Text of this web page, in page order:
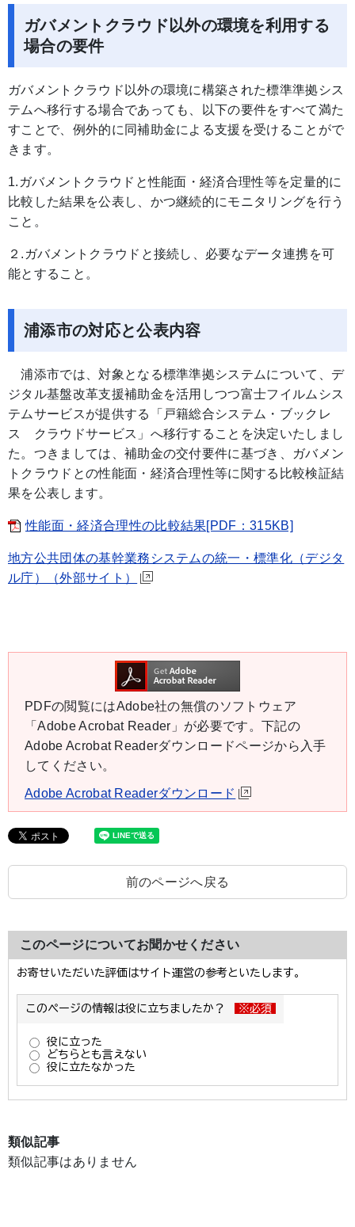
ガバメントクラウド以外の環境を利用する
場合の要件
ガバメントクラウド以外の環境に構築された標準準拠シス
テムへ移行する場合であっても、以下の要件をすべて満た
すことで、例外的に同補助金による支援を受けることがで
きます。
1.ガバメントクラウドと性能面・経済合理性等を定量的に
比較した結果を公表し、かつ継続的にモニタリングを行う
こと。
２.ガバメントクラウドと接続し、必要なデータ連携を可
能とすること。
浦添市の対応と公表内容
浦添市では、対象となる標準準拠システムについて、デ
ジタル基盤改革支援補助金を活用しつつ富士フイルムシス
テムサービスが提供する「戸籍総合システム・ブックレ
ス クラウドサービス」へ移行することを決定いたしまし
た。つきましては、補助金の交付要件に基づき、ガバメン
トクラウドとの性能面・経済合理性等に関する比較検証結
果を公表します。
性能面・経済合理性の比較結果[PDF：315KB]
地方公共団体の基幹業務システムの統一・標準化（デジタ
ル庁）（外部サイト）
PDFの閲覧にはAdobe社の無償のソフトウェア
「Adobe Acrobat Reader」が必要です。下記の
Adobe Acrobat Readerダウンロードページから入手
してください。
Adobe Acrobat Readerダウンロード
前のページへ戻る
このページについてお聞かせください
類似記事
類似記事はありません